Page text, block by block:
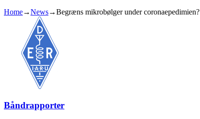
Home→News→Begræns mikrobølger under coronaepedimien?
Båndrapporter